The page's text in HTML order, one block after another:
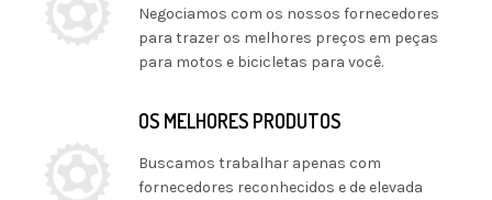
Negociamos com os nossos fornecedores
para trazer os melhores preços em peças
para motos e bicicletas para você.
OS MELHORES PRODUTOS
Buscamos trabalhar apenas com
fornecedores reconhecidos e de elevada